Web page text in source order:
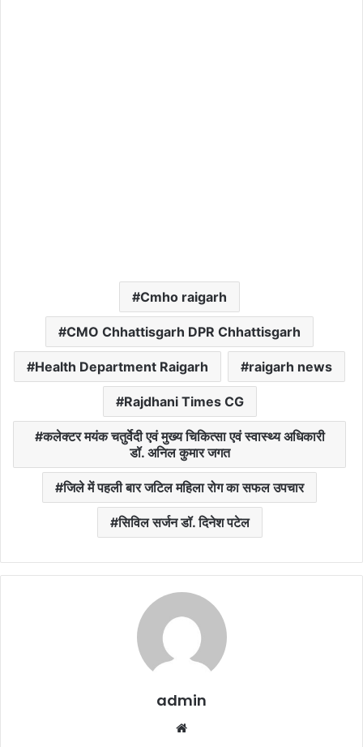
Cmho raigarh
CMO Chhattisgarh DPR Chhattisgarh
Health Department Raigarh raigarh news
Rajdhani Times CG
कलेक्टर मयंक चतुर्वेदी एवं मुख्य चिकित्सा एवं स्वास्थ्य अधिकारी
डॉ. अनिल कुमार जगत
जिले में पहली बार जटिल महिला रोग का सफल उपचार
सिविल सर्जन डॉ. दिनेश पटेल
admin